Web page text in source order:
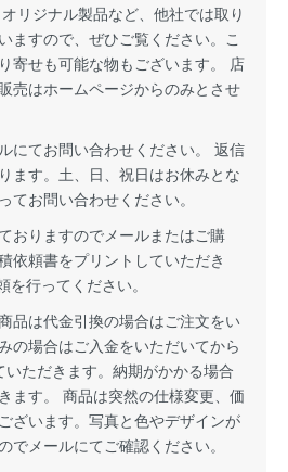
リジナル製品など、他社では取り
ますので、ぜひご覧ください。こ
寄せも可能な物もございます。 店
売はホームページからのみとさせ
にてお問い合わせください。 返信
ます。土、日、祝日はお休みとな
てお問い合わせください。
おりますのでメールまたはご購
依頼書をプリントしていただき
を行ってください。
品は代金引換の場合はご注文をい
の場合はご入金をいただいてから
ただきます。納期がかかる場合
ます。 商品は突然の仕様変更、価
ざいます。写真と色やデザインが
でメールにてご確認ください。